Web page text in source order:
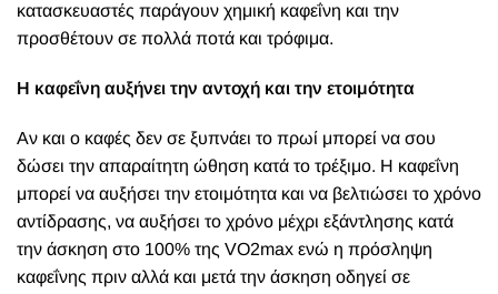
κατασκευαστές παράγουν χημική καφεΐνη και την
προσθέτουν σε πολλά ποτά και τρόφιμα.
Η καφεΐνη αυξήνει την αντοχή και την ετοιμότητα
Αν και ο καφές δεν σε ξυπνάει το πρωί μπορεί να σου
δώσει την απαραίτητη ώθηση κατά το τρέξιμο. Η καφεΐνη
μπορεί να αυξήσει την ετοιμότητα και να βελτιώσει το χρόνο
αντίδρασης, να αυξήσει το χρόνο μέχρι εξάντλησης κατά
την άσκηση στο 100% της VO2max ενώ η πρόσληψη
καφεΐνης πριν αλλά και μετά την άσκηση οδηγεί σε